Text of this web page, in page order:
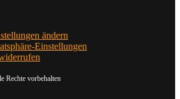
ändern
Einstellungen
Rechte vorbehalten